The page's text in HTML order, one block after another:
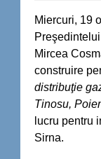
Miercuri, 19
Mircea
construire
distribuţie
Tinosu,
lucru pentru
Sirna.